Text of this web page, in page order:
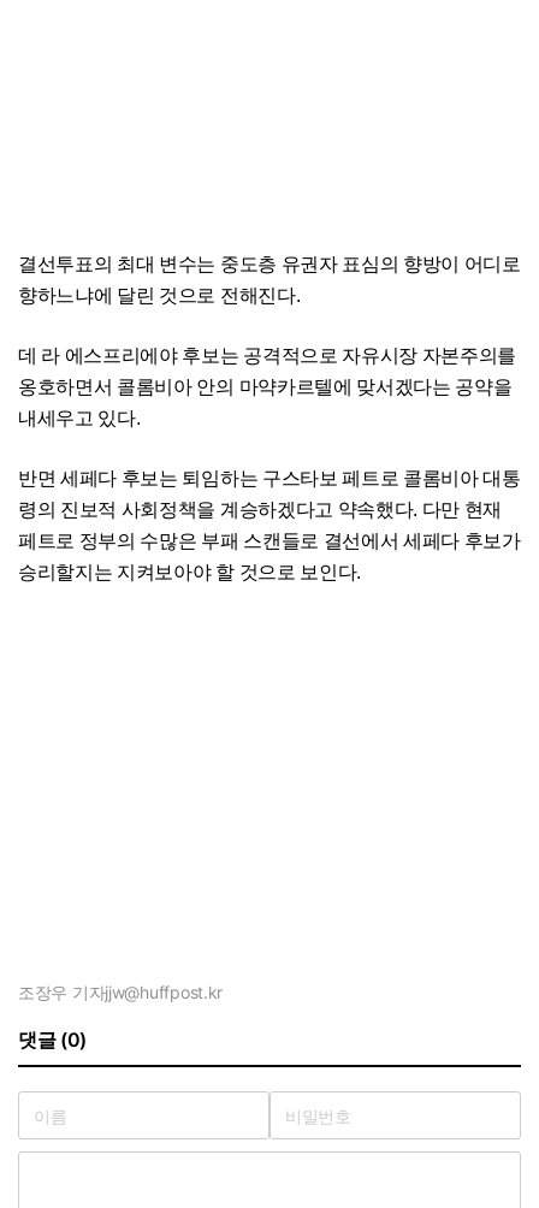
결선투표의 최대 변수는 중도층 유권자 표심의 향방이 어디로
향하느냐에 달린 것으로 전해진다.
데 라 에스프리에야 후보는 공격적으로 자유시장 자본주의를
옹호하면서 콜롬비아 안의 마약카르텔에 맞서겠다는 공약을
내세우고 있다.
반면 세페다 후보는 퇴임하는 구스타보 페트로 콜롬비아 대통
령의 진보적 사회정책을 계승하겠다고 약속했다. 다만 현재
페트로 정부의 수많은 부패 스캔들로 결선에서 세페다 후보가
승리할지는 지켜보아야 할 것으로 보인다.
조장우 기자jjw@huffpost.kr
댓글 (0)